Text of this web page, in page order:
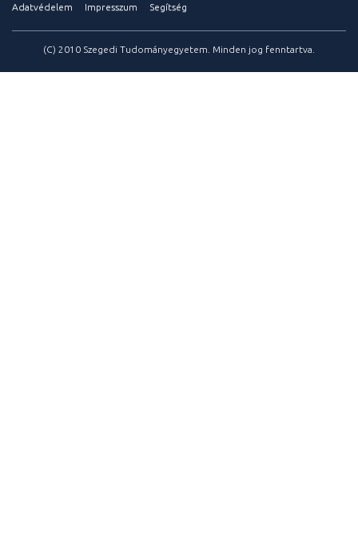
Adatvédelem Impresszum Segítség
(C) 2010 Szegedi Tudományegyetem. Minden jog fenntartva.